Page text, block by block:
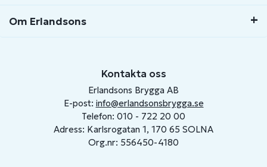
Om Erlandsons
Kontakta oss
Erlandsons Brygga AB
E-post: info@erlandsonsbrygga.se
Telefon: 010 - 722 20 00
Adress: Karlsrogatan 1, 170 65 SOLNA
Org.nr: 556450-4180